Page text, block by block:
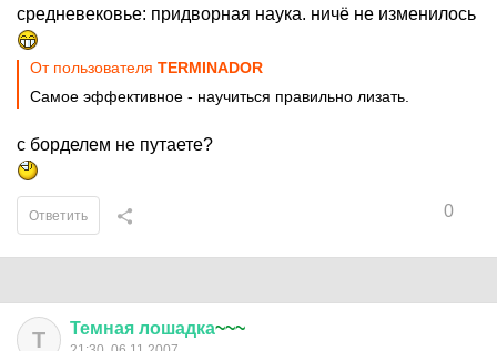
средневековье: придворная наука. ничё не изменилось
От пользователя TERMINADOR
Самое эффективное - научиться правильно лизать.
с борделем не путаете?
0
Ответить
Т Темная лошадка~~~